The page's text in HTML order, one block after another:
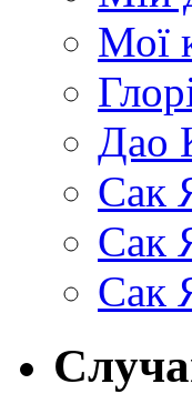
Мої
Дао
Сак
Сак
Сак